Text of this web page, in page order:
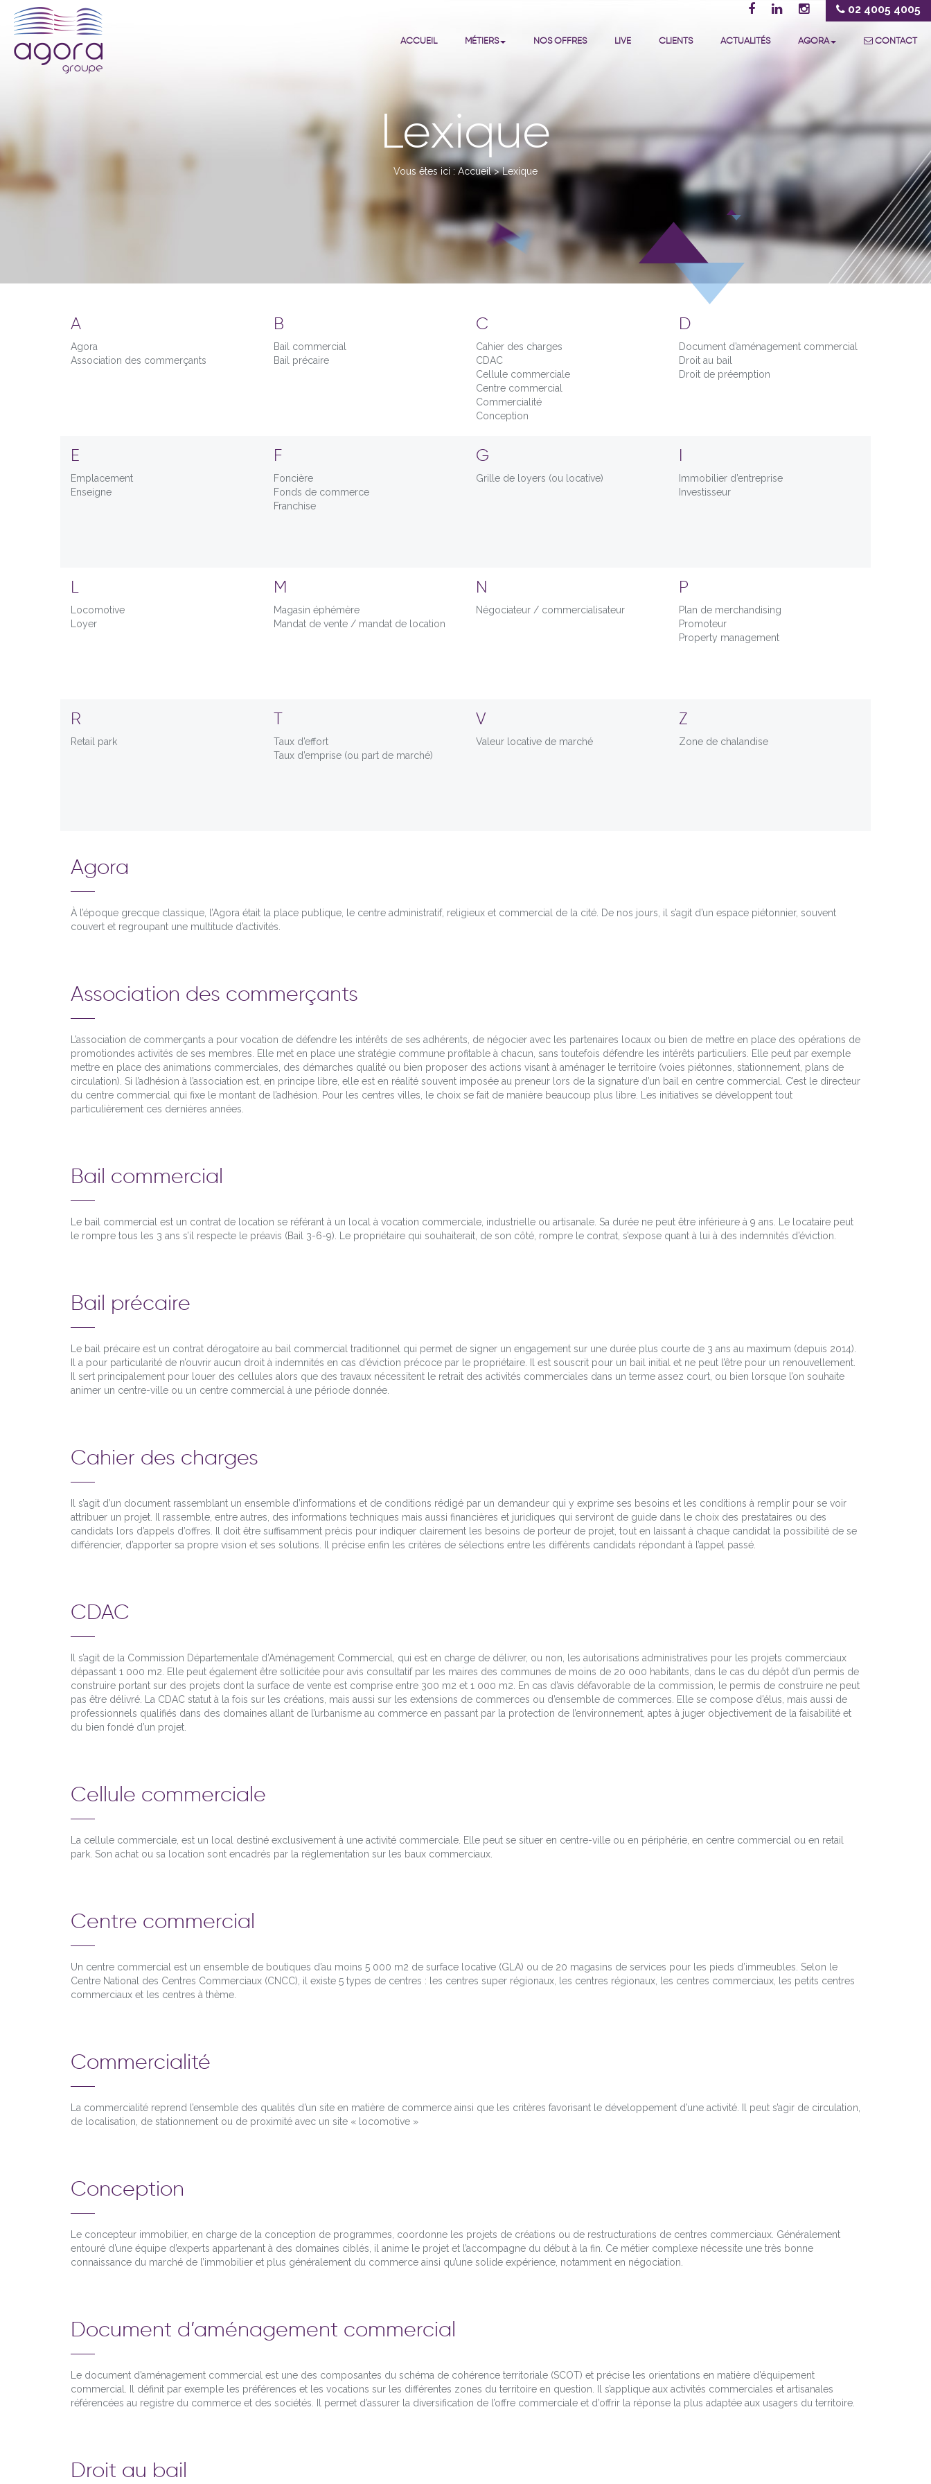
02 4005 4005
ACCUEIL MÉTIERS NOS OFFRES LIVE CLIENTS ACTUALITÉS AGORA CONTACT
Lexique
Vous êtes ici :Accueil>Lexique
A
Agora
Association des commerçants
B
Bail commercial
Bail précaire
C
Cahier des charges
CDAC
Cellule commerciale
Centre commercial
Commercialité
Conception
D
Document d’aménagement commercial
Droit au bail
Droit de préemption
E
Emplacement
Enseigne
F
Foncière
Fonds de commerce
Franchise
G
Grille de loyers (ou locative)
I
Immobilier d’entreprise
Investisseur
L
Locomotive
Loyer
M
Magasin éphémère
Mandat de vente / mandat de location
N
Négociateur / commercialisateur
P
Plan de merchandising
Promoteur
Property management
R
Retail park
T
Taux d’effort
Taux d’emprise (ou part de marché)
V
Valeur locative de marché
Z
Zone de chalandise
Agora
À l’époque grecque classique, l’Agora était la place publique, le centre administratif, religieux et commercial de la cité. De nos jours, il s’agit d’un espace piétonnier, souvent
couvert et regroupant une multitude d’activités.
Association des commerçants
L’association de commerçants a pour vocation de défendre les intérêts de ses adhérents, de négocier avec les partenaires locaux ou bien de mettre en place des opérations de
promotiondes activités de ses membres. Elle met en place une stratégie commune profitable à chacun, sans toutefois défendre les intérêts particuliers. Elle peut par exemple
mettre en place des animations commerciales, des démarches qualité ou bien proposer des actions visant à aménager le territoire (voies piétonnes, stationnement, plans de
circulation). Si l’adhésion à l’association est, en principe libre, elle est en réalité souvent imposée au preneur lors de la signature d’un bail en centre commercial. C’est le directeur
du centre commercial qui fixe le montant de l’adhésion. Pour les centres villes, le choix se fait de manière beaucoup plus libre. Les initiatives se développent tout
particulièrement ces dernières années.
Bail commercial
Le bail commercial est un contrat de location se référant à un local à vocation commerciale, industrielle ou artisanale. Sa durée ne peut être inférieure à 9 ans. Le locataire peut
le rompre tous les 3 ans s’il respecte le préavis (Bail 3-6-9). Le propriétaire qui souhaiterait, de son côté, rompre le contrat, s’expose quant à lui à des indemnités d’éviction.
Bail précaire
Le bail précaire est un contrat dérogatoire au bail commercial traditionnel qui permet de signer un engagement sur une durée plus courte de 3 ans au maximum (depuis 2014).
Il a pour particularité de n’ouvrir aucun droit à indemnités en cas d’éviction précoce par le propriétaire. Il est souscrit pour un bail initial et ne peut l’être pour un renouvellement.
Il sert principalement pour louer des cellules alors que des travaux nécessitent le retrait des activités commerciales dans un terme assez court, ou bien lorsque l’on souhaite
animer un centre-ville ou un centre commercial à une période donnée.
Cahier des charges
Il s’agit d’un document rassemblant un ensemble d’informations et de conditions rédigé par un demandeur qui y exprime ses besoins et les conditions à remplir pour se voir
attribuer un projet. Il rassemble, entre autres, des informations techniques mais aussi financières et juridiques qui serviront de guide dans le choix des prestataires ou des
candidats lors d’appels d’offres. Il doit être suffisamment précis pour indiquer clairement les besoins de porteur de projet, tout en laissant à chaque candidat la possibilité de se
différencier, d’apporter sa propre vision et ses solutions. Il précise enfin les critères de sélections entre les différents candidats répondant à l’appel passé.
CDAC
Il s’agit de la Commission Départementale d’Aménagement Commercial, qui est en charge de délivrer, ou non, les autorisations administratives pour les projets commerciaux
dépassant 1 000 m2. Elle peut également être sollicitée pour avis consultatif par les maires des communes de moins de 20 000 habitants, dans le cas du dépôt d’un permis de
construire portant sur des projets dont la surface de vente est comprise entre 300 m2 et 1 000 m2. En cas d’avis défavorable de la commission, le permis de construire ne peut
pas être délivré. La CDAC statut à la fois sur les créations, mais aussi sur les extensions de commerces ou d’ensemble de commerces. Elle se compose d’élus, mais aussi de
professionnels qualifiés dans des domaines allant de l’urbanisme au commerce en passant par la protection de l’environnement, aptes à juger objectivement de la faisabilité et
du bien fondé d’un projet.
Cellule commerciale
La cellule commerciale, est un local destiné exclusivement à une activité commerciale. Elle peut se situer en centre-ville ou en périphérie, en centre commercial ou en retail
park. Son achat ou sa location sont encadrés par la réglementation sur les baux commerciaux.
Centre commercial
Un centre commercial est un ensemble de boutiques d’au moins 5 000 m2 de surface locative (GLA) ou de 20 magasins de services pour les pieds d’immeubles. Selon le
Centre National des Centres Commerciaux (CNCC), il existe 5 types de centres : les centres super régionaux, les centres régionaux, les centres commerciaux, les petits centres
commerciaux et les centres à thème.
Commercialité
La commercialité reprend l’ensemble des qualités d’un site en matière de commerce ainsi que les critères favorisant le développement d’une activité. Il peut s’agir de circulation,
de localisation, de stationnement ou de proximité avec un site « locomotive »
Conception
Le concepteur immobilier, en charge de la conception de programmes, coordonne les projets de créations ou de restructurations de centres commerciaux. Généralement
entouré d’une équipe d’experts appartenant à des domaines ciblés, il anime le projet et l’accompagne du début à la fin. Ce métier complexe nécessite une très bonne
connaissance du marché de l’immobilier et plus généralement du commerce ainsi qu’une solide expérience, notamment en négociation.
Document d’aménagement commercial
Le document d’aménagement commercial est une des composantes du schéma de cohérence territoriale (SCOT) et précise les orientations en matière d’équipement
commercial. Il définit par exemple les préférences et les vocations sur les différentes zones du territoire en question. Il s’applique aux activités commerciales et artisanales
référencées au registre du commerce et des sociétés. Il permet d’assurer la diversification de l’offre commerciale et d’offrir la réponse la plus adaptée aux usagers du territoire.
Droit au bail